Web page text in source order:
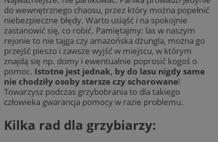
do wewnętrznego chaosu, przez który można popełnić
niebezpieczne błędy. Warto usiąść i na spokojnie
zastanowić się, co robić. Pamiętajmy: las w naszym
rejonie to nie tajga czy amazońska dżungla, można go
przejść pieszo i zawsze wyjść w miejscu, w którym
znajdą się np. domy i ewentualnie poprosić kogoś o
pomoc. Istotne jest jednak, by do lasu nigdy same
nie chodziły osoby starsze czy schorowane!
Towarzysz podczas grzybobrania to dla takiego
człowieka gwarancja pomocy w razie problemu.
Kilka rad dla grzybiarzy: